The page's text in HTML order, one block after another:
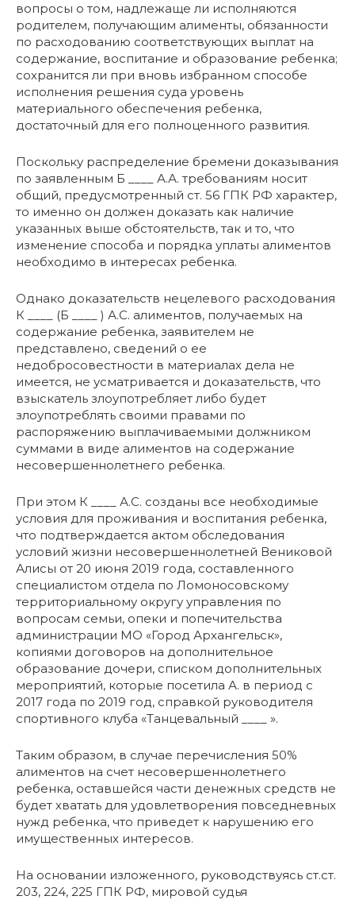
вопросы о том, надлежаще ли исполняются
родителем, получающим алименты, обязанности
по расходованию соответствующих выплат на
содержание, воспитание и образование ребенка;
сохранится ли при вновь избранном способе
исполнения решения суда уровень
материального обеспечения ребенка,
достаточный для его полноценного развития.
Поскольку распределение бремени доказывания
по заявленным Б ____ А.А. требованиям носит
общий, предусмотренный ст. 56 ГПК РФ характер,
то именно он должен доказать как наличие
указанных выше обстоятельств, так и то, что
изменение способа и порядка уплаты алиментов
необходимо в интересах ребенка.
Однако доказательств нецелевого расходования
К ____ (Б ____ ) А.С. алиментов, получаемых на
содержание ребенка, заявителем не
представлено, сведений о ее
недобросовестности в материалах дела не
имеется, не усматривается и доказательств, что
взыскатель злоупотребляет либо будет
злоупотреблять своими правами по
распоряжению выплачиваемыми должником
суммами в виде алиментов на содержание
несовершеннолетнего ребенка.
При этом К ____ А.С. созданы все необходимые
условия для проживания и воспитания ребенка,
что подтверждается актом обследования
условий жизни несовершеннолетней Вениковой
Алисы от 20 июня 2019 года, составленного
специалистом отдела по Ломоносовскому
территориальному округу управления по
вопросам семьи, опеки и попечительства
администрации МО «Город Архангельск»,
копиями договоров на дополнительное
образование дочери, списком дополнительных
мероприятий, которые посетила А. в период с
2017 года по 2019 год, справкой руководителя
спортивного клуба «Танцевальный ____ ».
Таким образом, в случае перечисления 50%
алиментов на счет несовершеннолетнего
ребенка, оставшейся части денежных средств не
будет хватать для удовлетворения повседневных
нужд ребенка, что приведет к нарушению его
имущественных интересов.
На основании изложенного, руководствуясь ст.ст.
203, 224, 225 ГПК РФ, мировой судья